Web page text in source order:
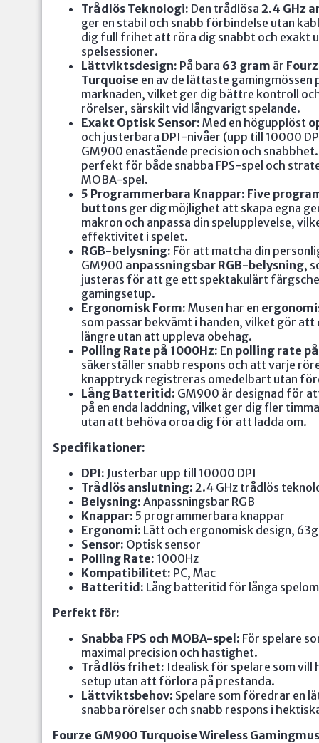
Trådlös Teknologi: Den trådlösa 2.4 GHz
ger en stabil och snabb förbindelse utan
dig full frihet att röra dig snabbt och exakt
spelsessioner.
Lättviktsdesign: På bara 63 gram är
Turquoise en av de lättaste gamingmössen
marknaden, vilket ger dig bättre kontroll
rörelser, särskilt vid långvarigt spelande.
Exakt Optisk Sensor: Med en högupplöst
och justerbara DPI-nivåer (upp till 10000
GM900 enastående precision och
perfekt för både snabba FPS-spel och
MOBA-spel.
5 Programmerbara Knappar: Five
buttonsger dig möjlighet att skapa egna
makron och anpassa din spelupplevelse,
effektivitet i spelet.
RGB-belysning: För att matcha din
GM900 anpassningsbar RGB-belysning,
justeras för att ge ett spektakulärt
gamingsetup.
Ergonomisk Form: Musen har en
som passar bekvämt i handen, vilket gör att
längre utan att uppleva obehag.
Polling Rate på 1000Hz: En polling rate
säkerställer snabb respons och att varje
knapptryck registreras omedelbart utan
Lång Batteritid: GM900 är designad för
på en enda laddning, vilket ger dig fler
utan att behöva oroa dig för att ladda om.
Specifikationer:
DPI: Justerbar upp till 10000 DPI
Trådlös anslutning: 2.4 GHz trådlös
Belysning: Anpassningsbar RGB
Knappar: 5 programmerbara knappar
Ergonomi: Lätt och ergonomisk design,
Sensor: Optisk sensor
Polling Rate: 1000Hz
Kompatibilitet: PC, Mac
Batteritid: Lång batteritid för långa
Perfekt för:
Snabba FPS och MOBA-spel: För spelare
maximal precision och hastighet.
Trådlös frihet: Idealisk för spelare som vill
setup utan att förlora på prestanda.
Lättviktsbehov: Spelare som föredrar en
snabba rörelser och snabb respons i
Fourze GM900 Turquoise Wireless Gamingmus